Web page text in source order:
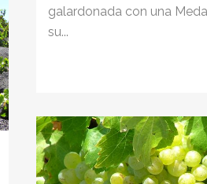
galardonada con una
su...